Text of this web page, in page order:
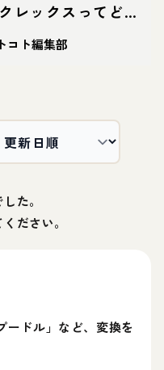
レックスってどん
猫？性格・体重・寿
の特徴・迎え方
コト編集部
た。
ださい。
ードル」など、変換を